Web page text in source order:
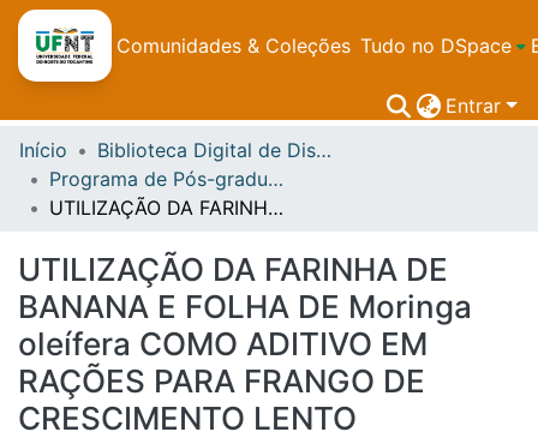
Comunidades & Coleções Tudo no DSpace
Entrar
Início
Biblioteca Digital de Dissertações e Teses da UFNT
Programa de Pós-graduação Integradp em Zootecnia nos Trópicos - PPGIZT)
UTILIZAÇÃO DA FARINHA DE BANANA E FOLHA DE Moringa oleífera COMO ADITIVO EM RAÇÕES PARA FRANGO DE CRESCIMENTO LENTO
UTILIZAÇÃO DA FARINHA DE
BANANA E FOLHA DE Moringa
oleífera COMO ADITIVO EM
RAÇÕES PARA FRANGO DE
CRESCIMENTO LENTO